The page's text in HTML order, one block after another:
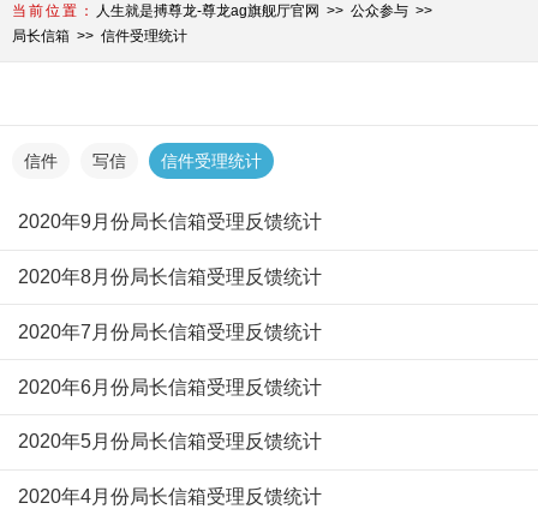
人生就是搏尊龙-尊龙ag旗舰厅官网
公众参与
局长信箱
信件受理统计
信件 写信 信件受理统计
2020年9月份局长信箱受理反馈统计
2020年8月份局长信箱受理反馈统计
2020年7月份局长信箱受理反馈统计
2020年6月份局长信箱受理反馈统计
2020年5月份局长信箱受理反馈统计
2020年4月份局长信箱受理反馈统计